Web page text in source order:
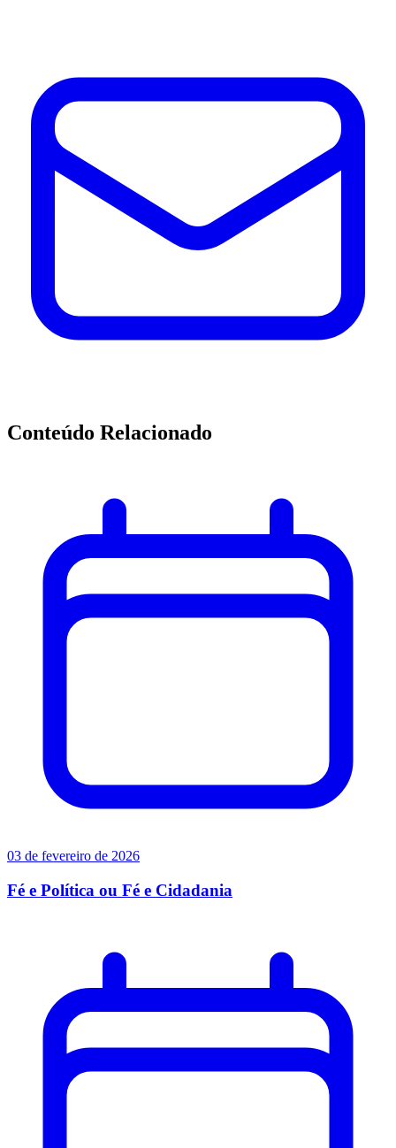
Conteúdo Relacionado
03 de fevereiro de 2026
Fé e Política ou Fé e Cidadania